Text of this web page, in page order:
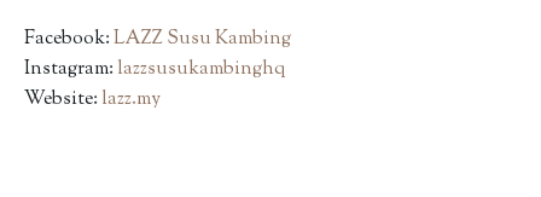
Facebook:LAZZ Susu Kambing
Instagram: lazzsusukambinghq
Website: lazz.my